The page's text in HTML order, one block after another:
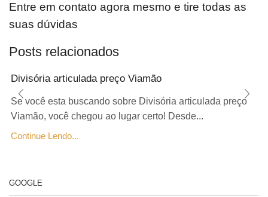
Entre em contato agora mesmo e tire todas as
suas dúvidas
Posts relacionados
Divisória articulada preço Viamão
Se você esta buscando sobre Divisória articulada preço
Viamão, você chegou ao lugar certo! Desde...
Continue Lendo...
GOOGLE